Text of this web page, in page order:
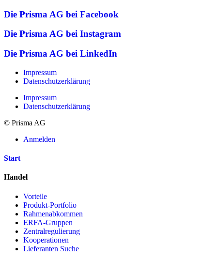
Die Prisma AG bei Facebook
Die Prisma AG bei Instagram
Die Prisma AG bei LinkedIn
Impressum
Datenschutzerklärung
Impressum
Datenschutzerklärung
© Prisma AG
Anmelden
Start
Handel
Vorteile
Produkt-Portfolio
Rahmenabkommen
ERFA-Gruppen
Zentralregulierung
Kooperationen
Lieferanten Suche